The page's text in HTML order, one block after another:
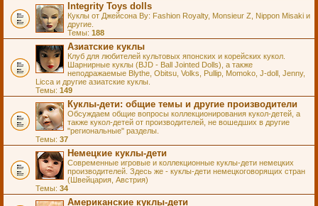
Integrity Toys dolls
Куклы от Джейсона Ву: Fashion Royalty, Monsieur Z, Nippon Misaki и
другие.
Темы: 188
Азиатские куклы
Клуб для любителей культовых японских и корейских кукол.
Шарнирные куклы (BJD - Ball Jointed Dolls), а также
неподражаемые Blythe, Obitsu, Volks, Pullip, Momoko, J-doll, Jenny,
Licca и другие азиатские куклы.
Темы: 149
Куклы-дети: общие темы и другие производители
Обсуждаем общие вопросы коллекционирования кукол-детей, а
также кукол-детей от производителей, не вошедших в другие
"региональные" разделы.
Темы: 37
Немецкие куклы-дети
Современные игровые и коллекционные куклы-дети немецких
производителей. Здесь же - куклы-дети немецкоговорящих стран
(Швейцария, Австрия)
Темы: 34
Американские куклы-дети